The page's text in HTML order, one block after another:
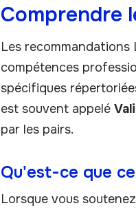
Comprendre
Les
compétences
spécifiques
est souvent appelé
par les pairs.
Qu'est-ce que
Lorsque vous